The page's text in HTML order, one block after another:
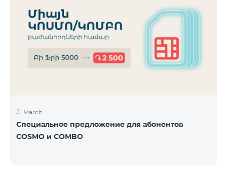
31 March
Специальное предложение для абонентов
COSMO и COMBO